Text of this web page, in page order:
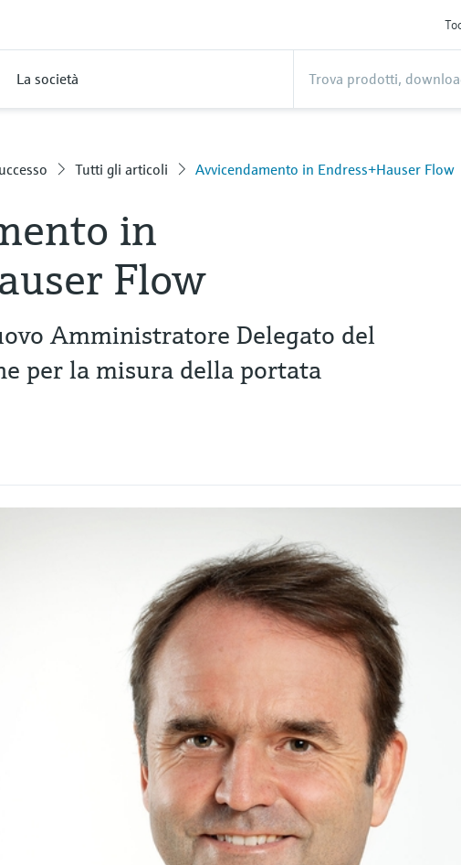
La società
Tutti gli articoli Avvicendamento in Endress+Hauser Flow
in
Flow
Amministratore Delegato del
per la misura della portata